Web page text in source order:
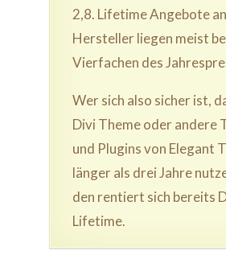
2,8. Lifetime Angebote
Hersteller liegen meist
Vierfachen des
Wer sich also sicher ist,
Divi Theme oder andere
und Plugins von Elegant
länger als drei Jahre
den rentiert sich bereits
Lifetime.